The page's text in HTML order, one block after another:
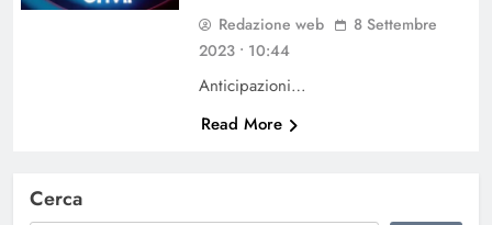
Redazione web
8 Settembre
2023 • 10:44
Anticipazioni…
Read More
Cerca